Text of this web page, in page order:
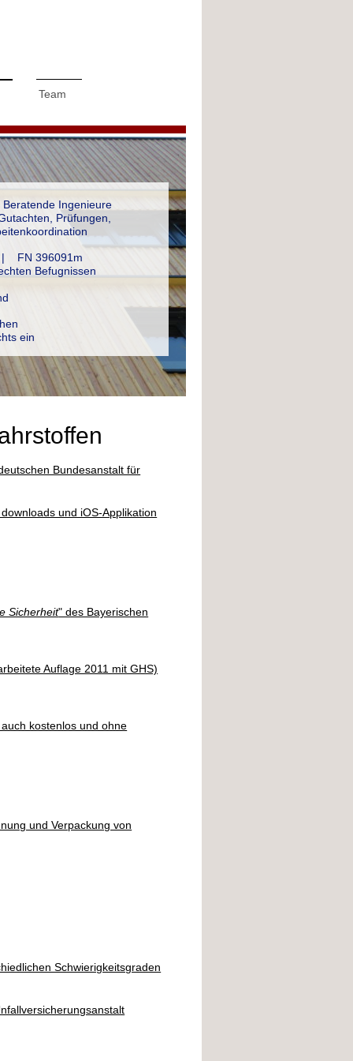
Team
Ingenieure
Prüfungen,
FN 396091m
Befugnissen
ein
Bundesanstalt für
und iOS-Applikation
Sicherheit" des Bayerischen
Auflage 2011 mit GHS)
kostenlos und ohne
und Verpackung von
Schwierigkeitsgraden